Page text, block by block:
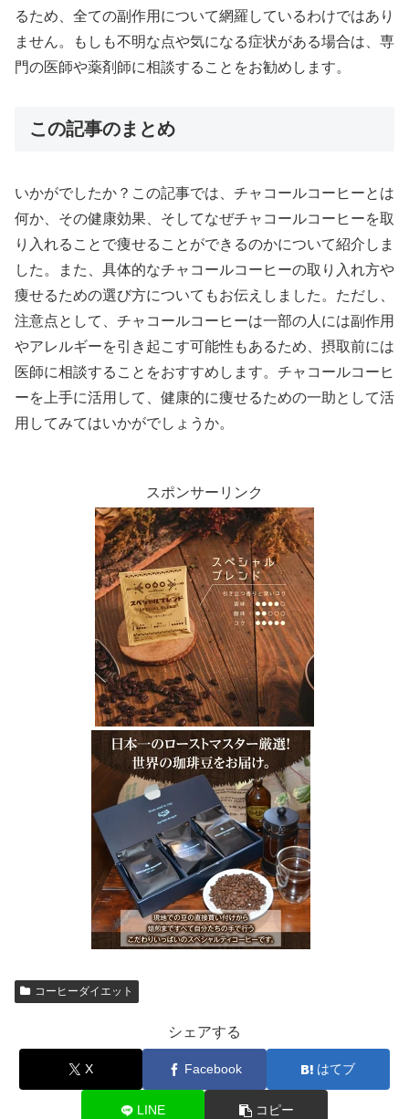
るため、全ての副作用について網羅しているわけではあり
ません。もしも不明な点や気になる症状がある場合は、専
門の医師や薬剤師に相談することをお勧めします。
この記事のまとめ
いかがでしたか？この記事では、チャコールコーヒーとは
何か、その健康効果、そしてなぜチャコールコーヒーを取
り入れることで痩せることができるのかについて紹介しま
した。また、具体的なチャコールコーヒーの取り入れ方や
痩せるための選び方についてもお伝えしました。ただし、
注意点として、チャコールコーヒーは一部の人には副作用
やアレルギーを引き起こす可能性もあるため、摂取前には
医師に相談することをおすすめします。チャコールコーヒ
ーを上手に活用して、健康的に痩せるための一助として活
用してみてはいかがでしょうか。
スポンサーリンク
コーヒーダイエット
シェアする
X Facebook はてブ
LINE コピー